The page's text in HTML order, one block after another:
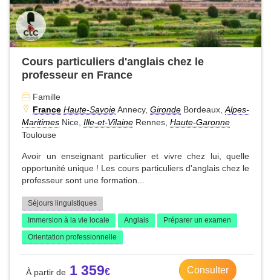
Cours particuliers d'anglais chez le
professeur en France
Famille
France Haute-SavoieAnnecy, Gironde Bordeaux, Alpes-
Maritimes Nice, Ille-et-Vilaine Rennes, Haute-Garonne
Toulouse
Avoir un enseignant particulier et vivre chez lui, quelle
opportunité unique ! Les cours particuliers d'anglais chez le
professeur sont une formation...
Séjours linguistiques
Immersion à la vie locale
Anglais
Préparer un examen
Orientation professionnelle
1 359 Consulter